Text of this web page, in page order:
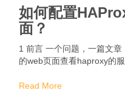
如何配置
面？
1 前言 一个问题，一篇文
的web页面查看haproxy的
Read More